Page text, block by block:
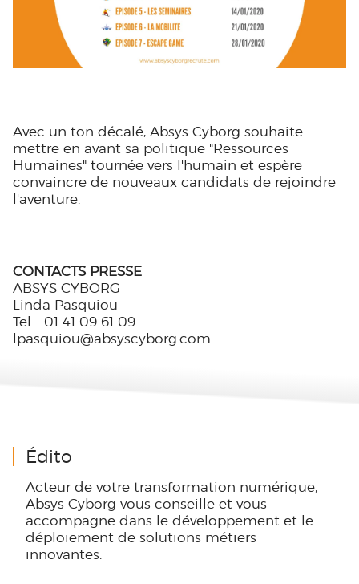
Avec un ton décalé, Absys Cyborg souhaite
mettre en avant sa politique "Ressources
Humaines" tournée vers l'humain et espère
convaincre de nouveaux candidats de rejoindre
l'aventure.
CONTACTS PRESSE
ABSYS CYBORG
Linda Pasquiou
Tel. : 01 41 09 61 09
lpasquiou@absyscyborg.com
Édito
Acteur de votre transformation numérique,
Absys Cyborg vous conseille et vous
accompagne dans le développement et le
déploiement de solutions métiers
innovantes.